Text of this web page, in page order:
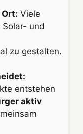
Ort: Viele
Solar- und
zu gestalten.
entstehen
aktiv